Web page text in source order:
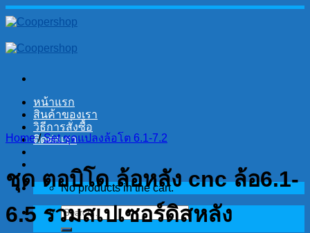
Skip
to
หน้าแรก
สินค้าของเรา
วิธีการสั่งซื้อ
ติดต่อเรา
No products in the cart.
Search
for:
Home / Set ชุดแปลงล้อโต 6.1-7.2
ชุด ตอบิโด ล้อหลัง cnc ล้อ6.1-
6.5 รวมสเปเซอร์ดิสหลัง